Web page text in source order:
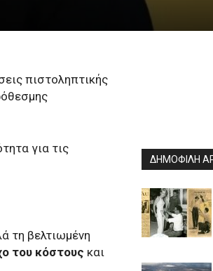
πιστοληπτικής
για τις
τη βελτιωμένη
του κόστους και
ΔΗΜΟΦΙΛΗ